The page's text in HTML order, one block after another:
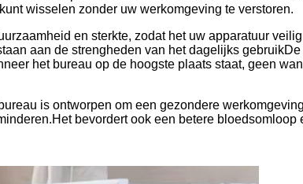
wisselen zonder uw werkomgeving te verstoren.
en sterkte, zodat het uw apparatuur
aan de strengheden van het dagelijks
het bureau op de hoogste plaats staat, geen
is ontworpen om een gezondere
bevordert ook een betere bloedsomloop